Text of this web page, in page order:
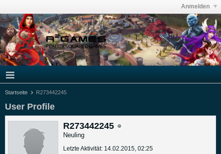
Anmelden
Startseite R273442245
User Profile
R273442245
Neuling
Letzte Aktivität: 14.02.2015, 02:25